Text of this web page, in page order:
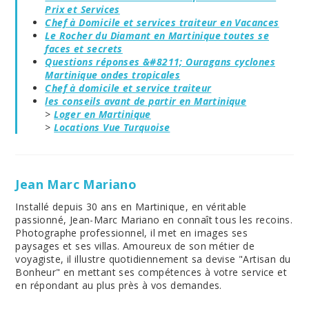
Prix et Services
Chef à Domicile et services traiteur en Vacances
Le Rocher du Diamant en Martinique toutes se
faces et secrets
Questions réponses &#8211; Ouragans cyclones
Martinique ondes tropicales
Chef à domicile et service traiteur
les conseils avant de partir en Martinique
>Loger en Martinique
>Locations Vue Turquoise
Jean Marc Mariano
Installé depuis 30 ans en Martinique, en véritable
passionné, Jean-Marc Mariano en connaît tous les recoins.
Photographe professionnel, il met en images ses
paysages et ses villas. Amoureux de son métier de
voyagiste, il illustre quotidiennement sa devise "Artisan du
Bonheur" en mettant ses compétences à votre service et
en répondant au plus près à vos demandes.